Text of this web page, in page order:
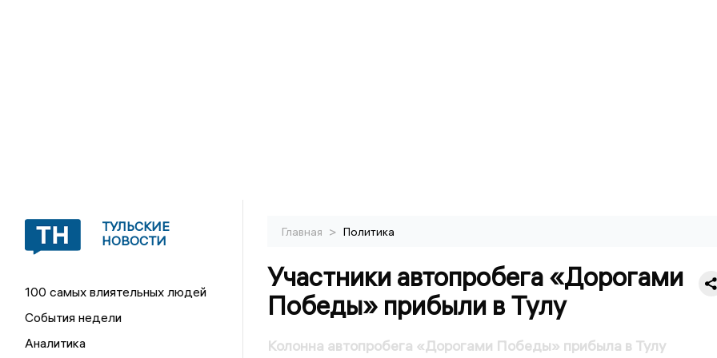
ТУЛЬСКИЕ
НОВОСТИ
100 самых влиятельных людей
События недели
Аналитика
Главная > Политика
Участники автопробега «Дорогами
Победы» прибыли в Тулу
Колонна автопробега «Дорогами Победы» прибыла в Тулу